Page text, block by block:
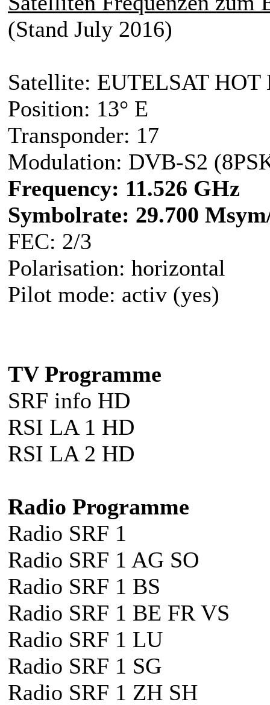
(Stand July 2016)
Satellite: EUTELSAT HOT
Position: 13° E
Transponder: 17
Modulation: DVB-S2
Frequency: 11.526 GHz
Symbolrate: 29.700
FEC: 2/3
Polarisation: horizontal
Pilot mode: activ (yes)
TV Programme
SRF info HD
RSI LA 1 HD
RSI LA 2 HD
Radio Programme
Radio SRF 1
Radio SRF 1 AG SO
Radio SRF 1 BS
Radio SRF 1 BE FR VS
Radio SRF 1 LU
Radio SRF 1 SG
Radio SRF 1 ZH SH